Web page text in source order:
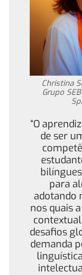
Christina
Grupo
“O
de ser
para
adotando
nos quais
desafios
demanda